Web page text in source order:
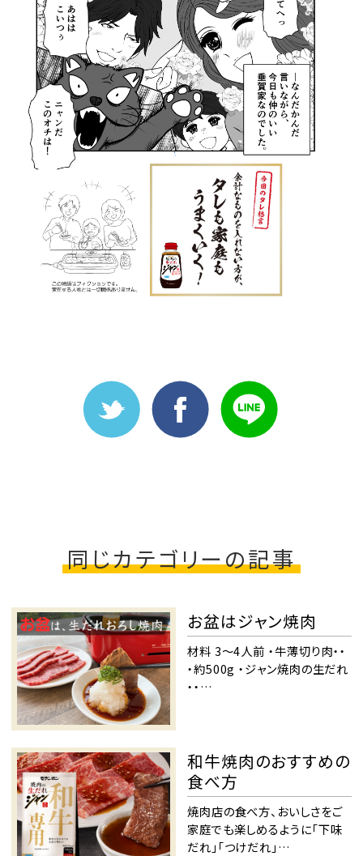
同じカテゴリーの記事
お盆はジャン焼肉
材料 3～4人前 ・牛薄切り肉・・
・約500g ・ジャン焼肉の生だれ
・・…
和牛焼肉のおすすめの
食べ方
焼肉店の食べ方、おいしさをご
家庭でも楽しめるように「下味
だれ」「つけだれ」…